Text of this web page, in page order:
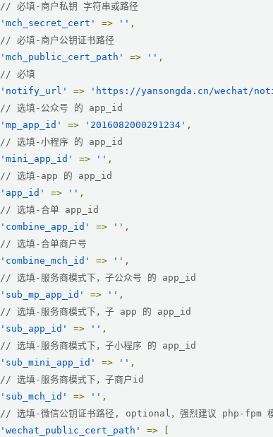
// 必填-商户私钥 字符串或路径
'mch_secret_cert'
=> '' ,
// 必填-商户公钥证书路径
'mch_public_cert_path'
=> '' ,
// 必填
'notify_url'
=> 'https://yansongda.cn/wechat/
// 选填-公众号 的 app_id
'mp_app_id'
=> '2016082000291234' ,
// 选填-小程序 的 app_id
'mini_app_id'
=> '' ,
// 选填-app 的 app_id
'app_id'
=> '' ,
// 选填-合单 app_id
'combine_app_id'
=> '' ,
// 选填-合单商户号
'combine_mch_id'
=> '' ,
// 选填-服务商模式下，子公众号 的 app_id
'sub_mp_app_id'
=> '' ,
// 选填-服务商模式下，子 app 的 app_id
'sub_app_id'
=> '' ,
// 选填-服务商模式下，子小程序 的 app_id
'sub_mini_app_id'
=> '' ,
// 选填-服务商模式下，子商户id
'sub_mch_id'
=> '' ,
// 选填-微信公钥证书路径, optional，强烈建议 php-fpm 模
'wechat_public_cert_path'
=>